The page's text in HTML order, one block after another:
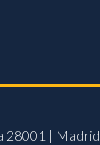
28001 | Madrid